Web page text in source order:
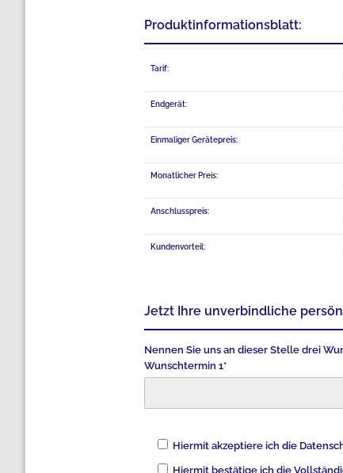
Produktinformationsblatt:
Tarif:
Endgerät:
Einmaliger Gerätepreis:
Monatlicher Preis:
Anschlusspreis:
Kundenvorteil:
Jetzt Ihre unverbindliche
Nennen Sie uns an dieser Stelle drei
Wunschtermin 1*
Hiermit akzeptiere ich die
Hiermit bestätige ich die